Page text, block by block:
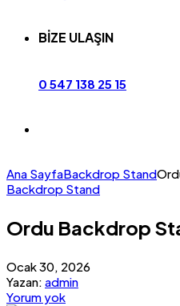
BİZE ULAŞIN
0 547 138 25 15
Ana SayfaBackdrop Stand
Backdrop Stand
Ordu Backdrop
Ocak 30, 2026
Yazan: admin
Yorum yok